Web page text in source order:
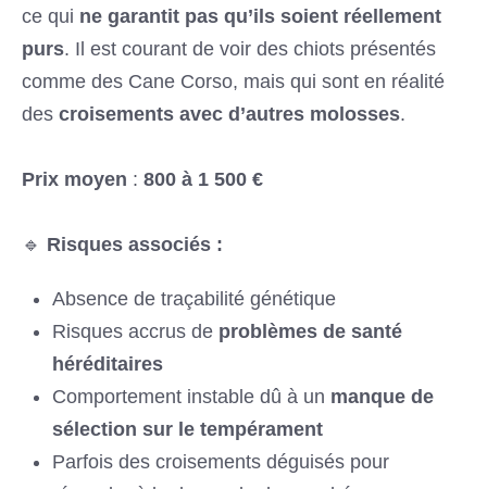
ce qui ne garantit pas qu’ils soient réellement
purs. Il est courant de voir des chiots présentés
comme des Cane Corso, mais qui sont en réalité
des croisements avec d’autres molosses.
Prix moyen : 800 à 1 500 €
🔹 Risques associés :
Absence de traçabilité génétique
Risques accrus de problèmes de santé
héréditaires
Comportement instable dû à un manque de
sélection sur le tempérament
Parfois des croisements déguisés pour